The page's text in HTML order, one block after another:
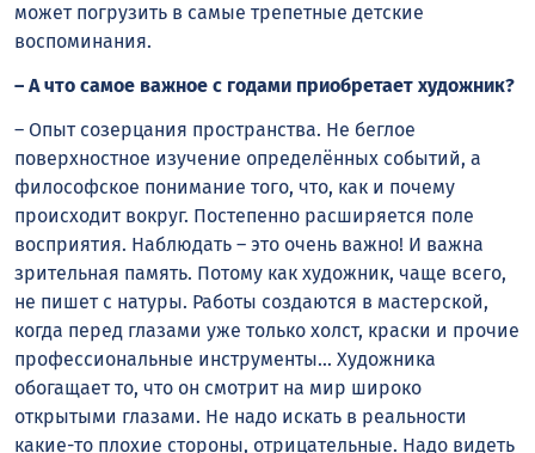
может погрузить в самые трепетные детские
воспоминания.
– А что самое важное с годами приобретает художник?
– Опыт созерцания пространства. Не беглое
поверхностное изучение определённых событий, а
философское понимание того, что, как и почему
происходит вокруг. Постепенно расширяется поле
восприятия. Наблюдать – это очень важно! И важна
зрительная память. Потому как художник, чаще всего,
не пишет с натуры. Работы создаются в мастерской,
когда перед глазами уже только холст, краски и прочие
профессиональные инструменты… Художника
обогащает то, что он смотрит на мир широко
открытыми глазами. Не надо искать в реальности
какие-то плохие стороны, отрицательные. Надо видеть